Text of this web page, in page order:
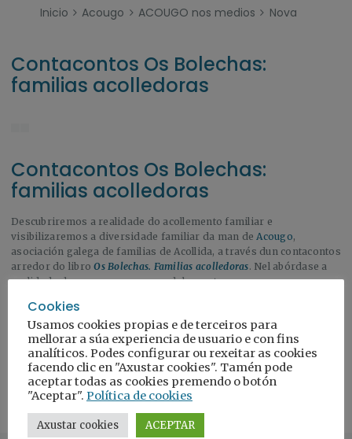
Inicio Acougo ACOUGO nos medios Nova
Contacontos Os Bolechas:
familias acolledoras
Contacontos Os Bolechas:
familias acolledoras
Descubriremos a realidade do acollemento familiar e
visibilizaremos a diversidade familiar da man de Acougo,
asociación galega de familias de Acollida, a través dun contacontos
arredor do libroOs Bolechas. Familias acolledoras. Nel abórdase a
realidade dos nenos e nenas e adolescentes que pasan por
protección da infancia, ademais de sensibilizar sobre distintas
realidades vitais.
Cookies
Usamos cookies propias e de terceiros para
mellorar a súa experiencia de usuario e con fins
analíticos. Podes configurar ou rexeitar as cookies
facendo clic en "Axustar cookies". Tamén pode
aceptar todas as cookies premendo o botón
"Aceptar". Política de cookies
Axustar cookies ACEPTAR